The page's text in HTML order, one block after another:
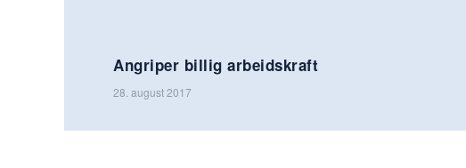
Angriper billig arbeidskraft
28. august 2017